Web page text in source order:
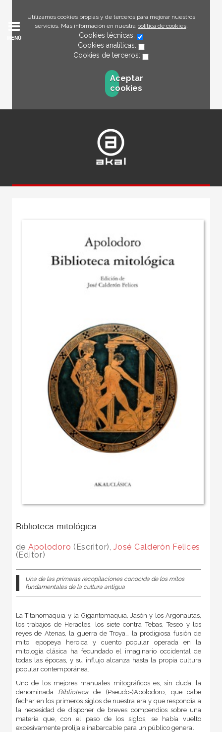
Utilizamos cookies propias y de terceros para mejorar nuestros
servicios. Más información en nuestra política de cookies.
Cookies técnicas:
Cookies analíticas:
Cookies de terceros:
Aceptar
cookies
MENÚ
Biblioteca mitológica
de Apolodoro (Escritor),José Calderón Felices
(Editor)
Una de las primeras recopilaciones conocida de los mitos
fundamentales de la cultura antigua
La Titanomaquia y la Gigantomaquia, Jasón y los Argonautas,
los trabajos de Heracles, los siete contra Tebas, Teseo y los
reyes de Atenas, la guerra de Troya… la prodigiosa fusión de
mito, epopeya heroica y cuento popular operada en la
mitología clásica ha fecundado el imaginario occidental de
todas las épocas, y su influjo alcanza hasta la propia cultura
popular contemporánea.
Uno de los mejores manuales mitográficos es, sin duda, la
denominada Bibliotecade (Pseudo-)Apolodoro, que cabe
fechar en los primeros siglos de nuestra era y que respondía a
la necesidad de disponer de breves compendios sobre una
materia que, con el paso de los siglos, se había vuelto
excesivamente prolija e inabarcable para un público general.